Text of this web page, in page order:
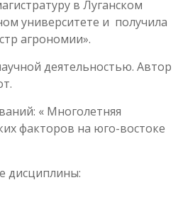
в Луганском
университете и получила
агрономии».
деятельностью. Автор
« Многолетняя
факторов на юго-востоке
дисциплины: